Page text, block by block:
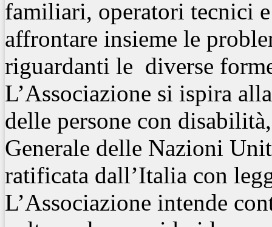
familiari, operatori tecnici
affrontare insieme le
riguardanti le diverse
L’Associazione si ispira
delle persone con
Generale delle Nazioni
ratificata dall’Italia con
L’Associazione intende